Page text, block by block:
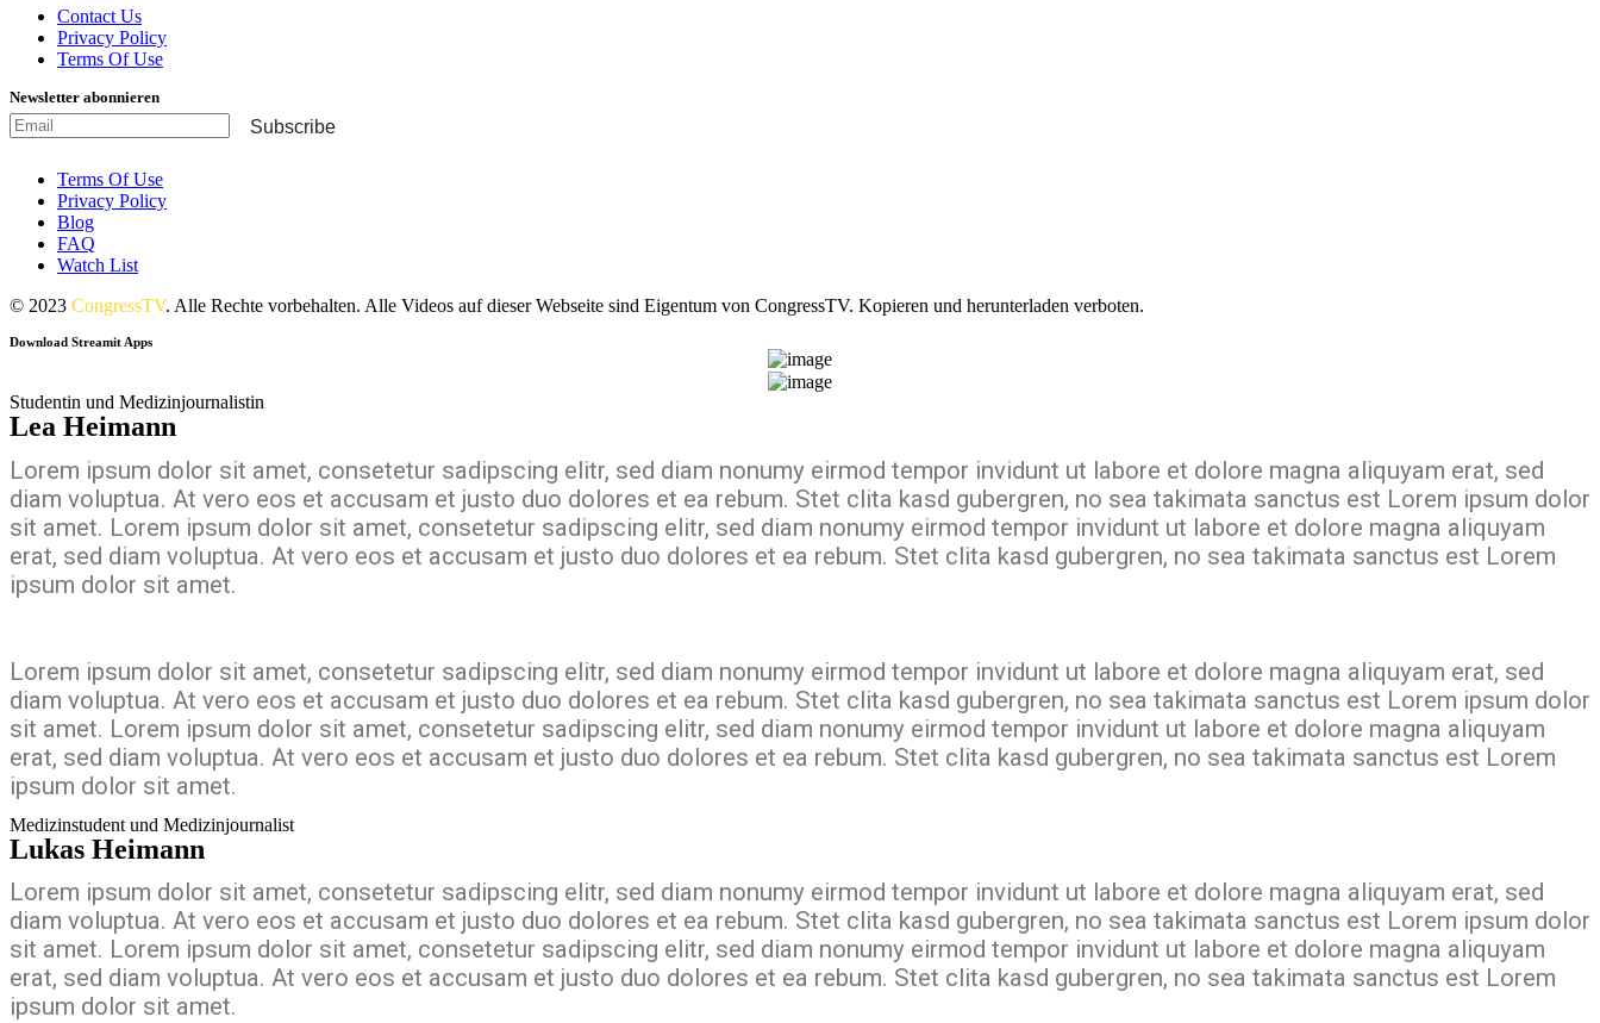
Contact Us
Privacy Policy
Terms Of Use
Newsletter abonnieren
Subscribe
Terms Of Use
Privacy Policy
Blog
FAQ
Watch List
© 2023 CongressTV. Alle Rechte vorbehalten. Alle Videos auf dieser Webseite sind Eigentum von CongressTV. Kopieren und herunterladen verboten.
Download Streamit Apps
Studentin und Medizinjournalistin
Lea Heimann
Lorem ipsum dolor sit amet, consetetur sadipscing elitr, sed diam nonumy eirmod tempor invidunt ut labore et dolore magna aliquyam erat, sed
diam voluptua. At vero eos et accusam et justo duo dolores et ea rebum. Stet clita kasd gubergren, no sea takimata sanctus est Lorem ipsum dolor
sit amet. Lorem ipsum dolor sit amet, consetetur sadipscing elitr, sed diam nonumy eirmod tempor invidunt ut labore et dolore magna aliquyam
erat, sed diam voluptua. At vero eos et accusam et justo duo dolores et ea rebum. Stet clita kasd gubergren, no sea takimata sanctus est Lorem
ipsum dolor sit amet.
Lorem ipsum dolor sit amet, consetetur sadipscing elitr, sed diam nonumy eirmod tempor invidunt ut labore et dolore magna aliquyam erat, sed
diam voluptua. At vero eos et accusam et justo duo dolores et ea rebum. Stet clita kasd gubergren, no sea takimata sanctus est Lorem ipsum dolor
sit amet. Lorem ipsum dolor sit amet, consetetur sadipscing elitr, sed diam nonumy eirmod tempor invidunt ut labore et dolore magna aliquyam
erat, sed diam voluptua. At vero eos et accusam et justo duo dolores et ea rebum. Stet clita kasd gubergren, no sea takimata sanctus est Lorem
ipsum dolor sit amet.
Medizinstudent und Medizinjournalist
Lukas Heimann
Lorem ipsum dolor sit amet, consetetur sadipscing elitr, sed diam nonumy eirmod tempor invidunt ut labore et dolore magna aliquyam erat, sed
diam voluptua. At vero eos et accusam et justo duo dolores et ea rebum. Stet clita kasd gubergren, no sea takimata sanctus est Lorem ipsum dolor
sit amet. Lorem ipsum dolor sit amet, consetetur sadipscing elitr, sed diam nonumy eirmod tempor invidunt ut labore et dolore magna aliquyam
erat, sed diam voluptua. At vero eos et accusam et justo duo dolores et ea rebum. Stet clita kasd gubergren, no sea takimata sanctus est Lorem
ipsum dolor sit amet.